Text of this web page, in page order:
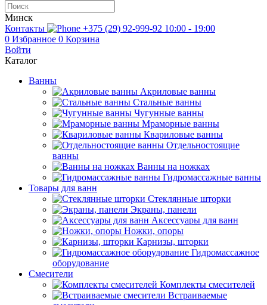
Минск
Контакты
+375 (29) 92-999-92 10:00 - 19:00
0 Избранное 0 Корзина
Войти
Каталог
Ванны
Акриловые ванны
Стальные ванны
Чугунные ванны
Мраморные ванны
Квариловые ванны
Отдельностоящие
ванны
Ванны на ножках
Гидромассажные ванны
Товары для ванн
Стеклянные шторки
Экраны, панели
Аксессуары для ванн
Ножки, опоры
Карнизы, шторки
Гидромассажное
оборудование
Смесители
Комплекты смесителей
Встраиваемые